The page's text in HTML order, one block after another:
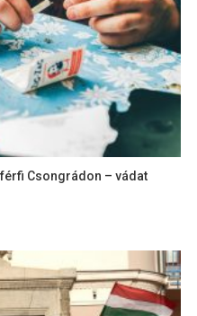
Csongrádon – vádat